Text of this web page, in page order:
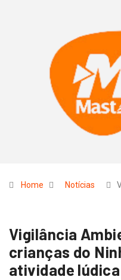
Home Notícias
Vigilância
crianças do
atividade